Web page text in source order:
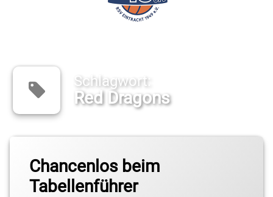
Schlagwort:
Red Dragons
Chancenlos beim
Tabellenführer
Daniel
Mixich